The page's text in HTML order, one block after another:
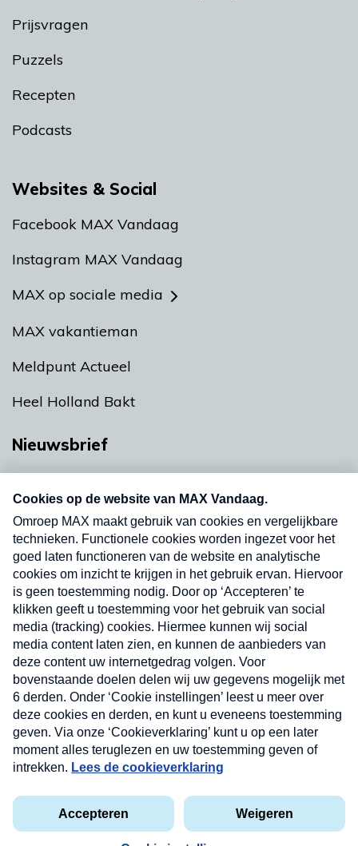
Prijsvragen
Puzzels
Recepten
Podcasts
Websites & Social
Facebook MAX Vandaag
Instagram MAX Vandaag
MAX op sociale media
MAX vakantieman
Meldpunt Actueel
Heel Holland Bakt
Nieuwsbrief
nieuwsbrief. Elke vrijdag- en dinsdagochtend in
uw mailbox.
Verzend
Privacyverklaring
Cookieverklaring
Kwetsbaarheid melden
Copyright © 2026 MAX Vandaag - Omroep MAX
Nieuwsbrief
Neem hier een gratis abonnement op onze
nieuwsbrief. Elke vrijdag- en dinsdagochtend in uw